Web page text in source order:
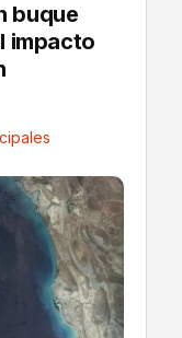
buque
impacto